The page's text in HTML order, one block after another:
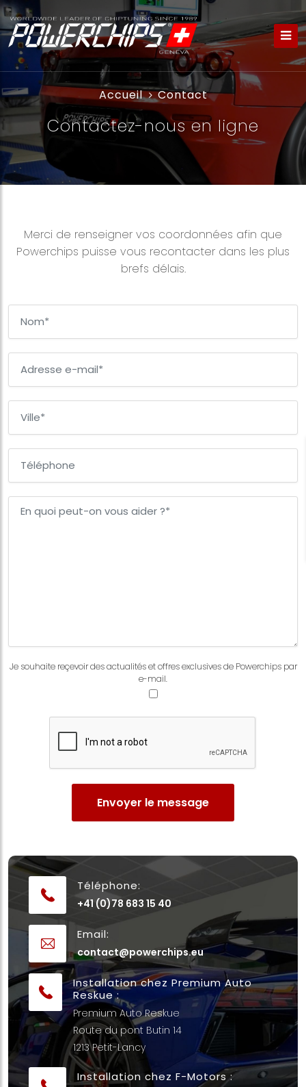
Accueil Contact
Contactez-nous en ligne
Merci de renseigner vos coordonnées afin que
Powerchips puisse vous recontacter dans les plus
brefs délais.
Je souhaite reçevoir des actualités et offres exclusives de Powerchips par
e-mail.
Envoyer le message
Téléphone:
+41 (0)78 683 15 40
Email:
contact@powerchips.eu
Installation chez Premium Auto
Reskue :
Premium Auto Reskue
Route du pont Butin 14
1213 Petit-Lancy
Installation chez F-Motors :